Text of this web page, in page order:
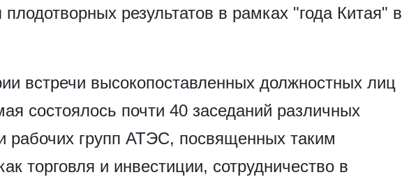
плодотворных результатов в рамках "года Китая" в
встречи высокопоставленных должностных лиц
состоялось почти 40 заседаний различных
рабочих групп АТЭС, посвященных таким
торговля и инвестиции, сотрудничество в